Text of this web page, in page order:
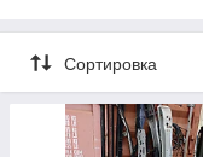
Сортировка